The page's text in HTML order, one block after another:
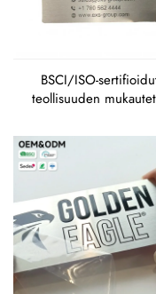
BSCI/ISO-
teollisuuden
brändäys,
maailmanlaajuisille
laitevalmistajille